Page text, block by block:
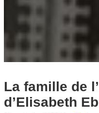
La famille de
d’Elisabeth